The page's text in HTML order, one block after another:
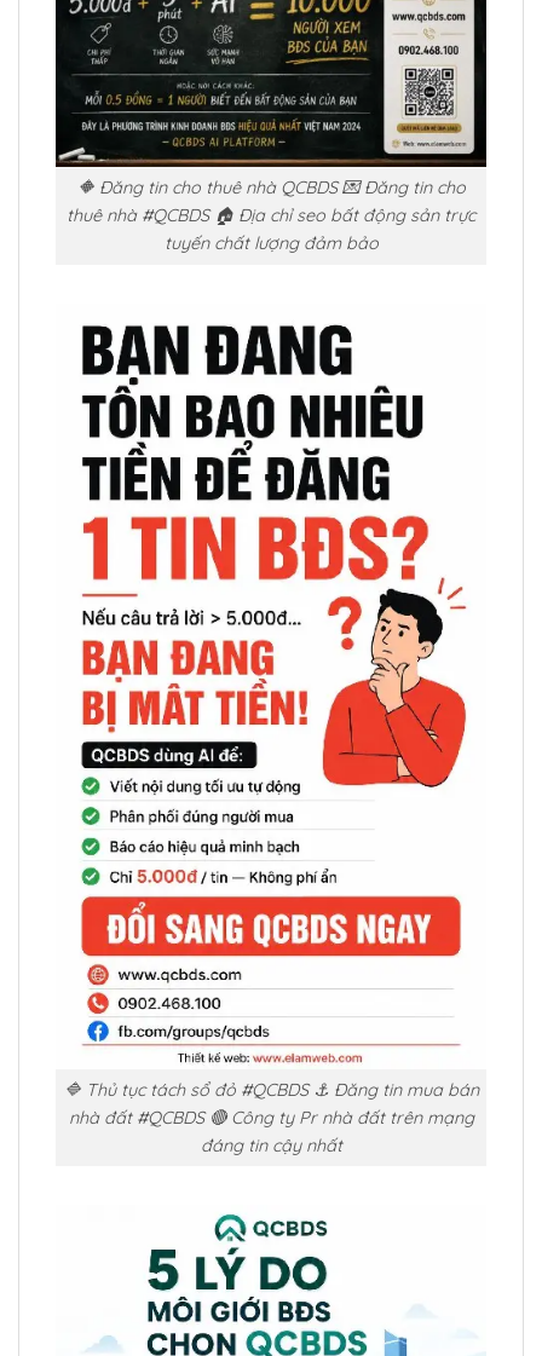
🔶 Đăng tin cho thuê nhà QCBDS 💌 Đăng tin cho
thuê nhà #QCBDS 🏠 Địa chỉ seo bất động sản trực
tuyến chất lượng đảm bảo
🔷 Thủ tục tách sổ đỏ #QCBDS ⚓ Đăng tin mua bán
nhà đất #QCBDS 🔴 Công ty Pr nhà đất trên mạng
đáng tin cậy nhất